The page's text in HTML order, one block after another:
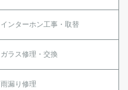
インターホン工事・取替
ガラス修理・交換
雨漏り修理